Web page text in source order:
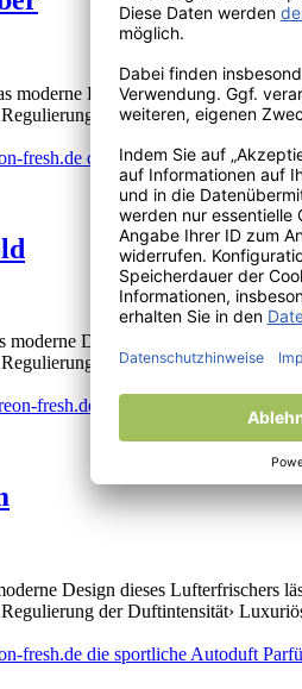
Design dieses
der Duftintensität›
Design dieses
der Duftintensität›
Design dieses Lufterfrischers
der Duftintensität›